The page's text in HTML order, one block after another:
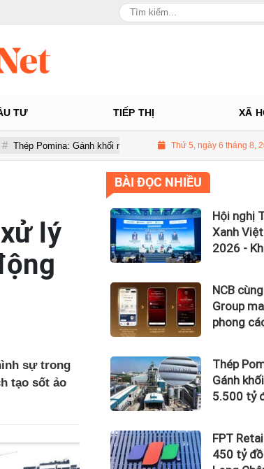
TƯ TIẾP THỊ XÃ
Gánh khối nợ hơn 5.500 tỷ đồng, lãi vay nuốt trọn lợi
Thứ 5, ngày 6 tháng 8,
lý
sự trong
tạo sốt ảo
BÀI ĐỌC NHIỀU
Hội nghị
Xanh
2026 -
NCB
Group
phong
Việt Nam
Thép
Gánh
5.500 tỷ
FPT
450 tỷ